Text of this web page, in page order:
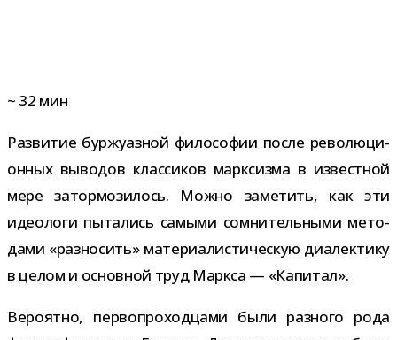
~ 32 мин
Развитие бур­жу­аз­ной фило­со­фии после рево­лю­ци­
он­ных выво­дов клас­си­ков марк­сизма в извест­ной
мере затор­мо­зи­лось. Можно заме­тить, как эти
идео­логи пыта­лись самыми сомни­тель­ными мето­
дами «раз­но­сить» мате­ри­а­ли­сти­че­скую диа­лек­тику
в целом и основ­ной труд Маркса — «Капитал».
Вероятно, пер­во­про­ход­цами были раз­ного рода